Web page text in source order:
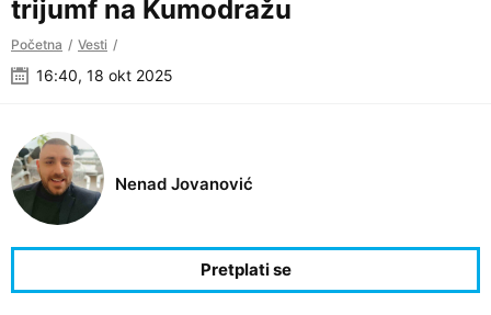
trijumf na Kumodražu
Početna Vesti
16:40, 18 okt 2025
Nenad Jovanović